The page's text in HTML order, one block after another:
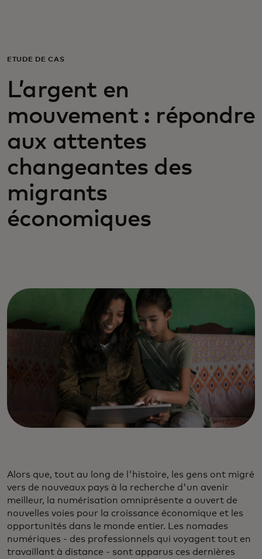
Pour les entreprises
Pour le monde
Pour les innovateurs
Actualités et tendances
ÉTUDE DE CAS
L’argent en
mouvement : répondre
aux attentes
changeantes des
migrants
économiques
Alors que, tout au long de l'histoire, les gens ont migré
vers de nouveaux pays à la recherche d'un avenir
meilleur, la numérisation omniprésente a ouvert de
nouvelles voies pour la croissance économique et les
opportunités dans le monde entier. Les nomades
numériques - des professionnels qui voyagent tout en
travaillant à distance - sont apparus ces dernières